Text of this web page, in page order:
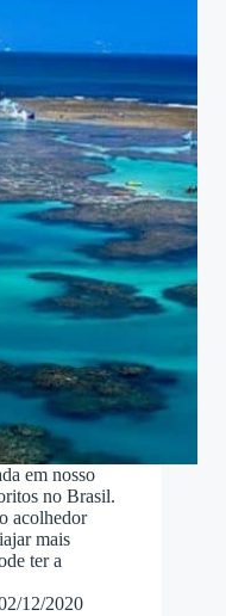
em nosso
no Brasil.
acolhedor
mais
ter a
12/2020